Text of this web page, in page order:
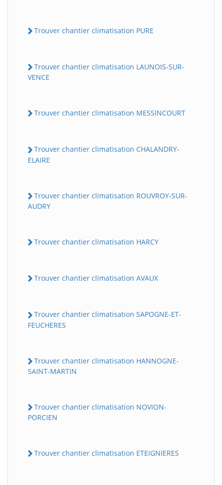
Trouver chantier climatisation PURE
Trouver chantier climatisation LAUNOIS-SUR-
VENCE
Trouver chantier climatisation MESSINCOURT
Trouver chantier climatisation CHALANDRY-
ELAIRE
Trouver chantier climatisation ROUVROY-SUR-
AUDRY
Trouver chantier climatisation HARCY
Trouver chantier climatisation AVAUX
Trouver chantier climatisation SAPOGNE-ET-
FEUCHERES
Trouver chantier climatisation HANNOGNE-
SAINT-MARTIN
Trouver chantier climatisation NOVION-
PORCIEN
Trouver chantier climatisation ETEIGNIERES